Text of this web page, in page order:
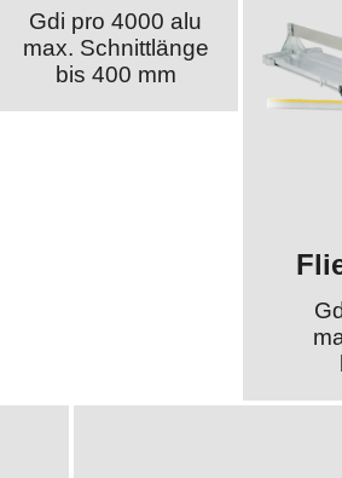
Gdi pro 4000 alu
max. Schnittlänge
bis 400 mm